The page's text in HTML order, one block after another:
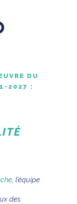
DU
2027 :
, l’équipe
des